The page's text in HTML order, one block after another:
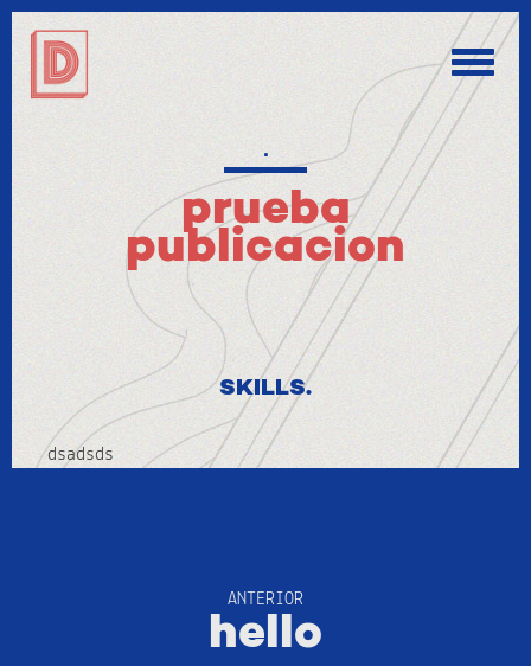
Toggle
.
prueba
publicacion
SKILLS.
dsadsds
ANTERIOR
hello